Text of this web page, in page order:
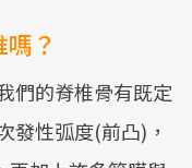
？
們的脊椎骨有既定
發性弧度(前凸)，